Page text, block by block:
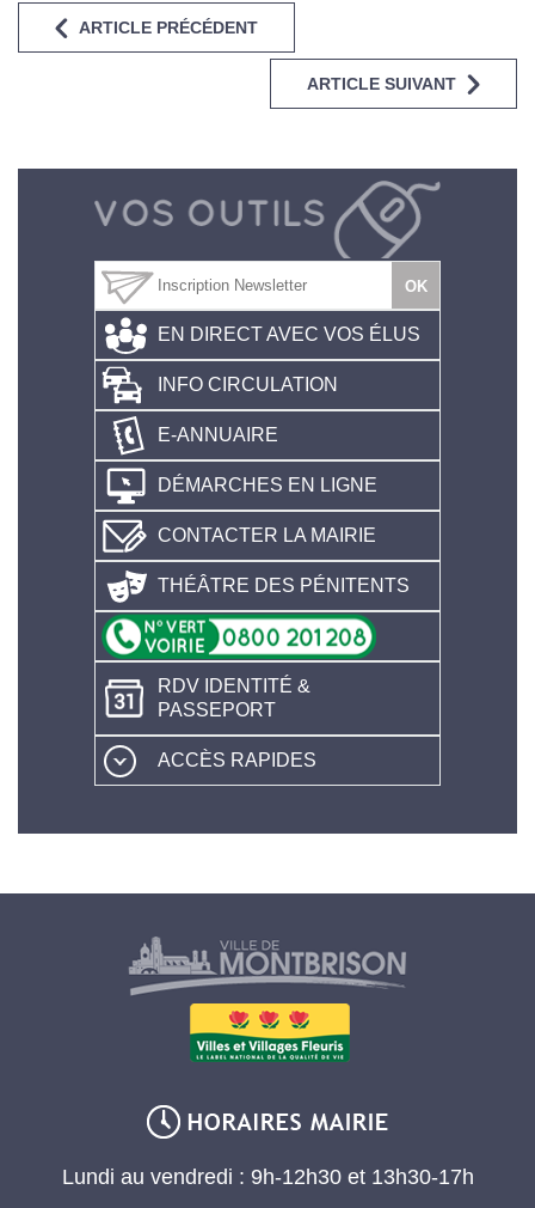
ARTICLE PRÉCÉDENT
ARTICLE SUIVANT
EN DIRECT AVEC VOS ÉLUS
INFO CIRCULATION
E-ANNUAIRE
DÉMARCHES EN LIGNE
CONTACTER LA MAIRIE
THÉÂTRE DES PÉNITENTS
RDV IDENTITÉ &
PASSEPORT
ACCÈS RAPIDES
Lundi au vendredi : 9h-12h30 et 13h30-17h